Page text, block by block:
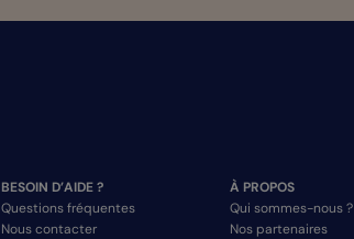
BESOIN D’AIDE ?
Questions fréquentes
Nous contacter
À PROPOS
Qui sommes-nous ?
Nos partenaires